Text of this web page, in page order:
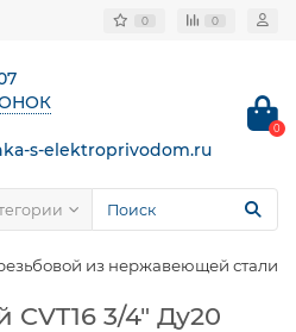
0 0
s-elektroprivodom.ru
0
из нержавеющей стали
3/4″ Ду20